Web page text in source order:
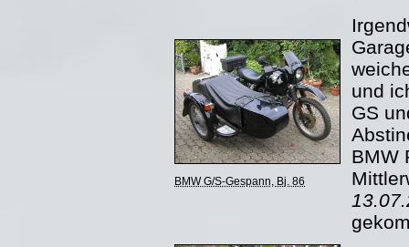
und
GS
BMW
BMW G/S-Gespann, Bj. 86